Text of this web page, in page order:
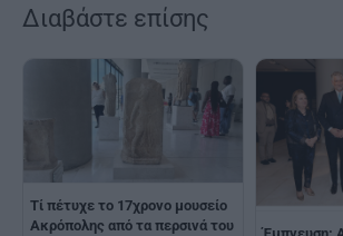
Διαβάστε επίσης
Τί πέτυχε το 17χρονο μουσείο
Ακρόπολης από τα περσινά του